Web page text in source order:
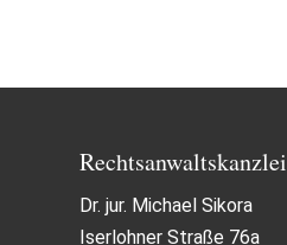
Rechtsanwaltskanzlei
Dr. jur. Michael Sikora
Iserlohner Straße 76a